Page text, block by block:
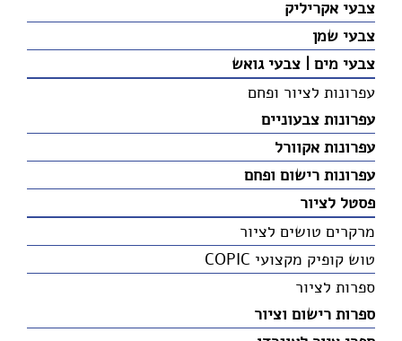
צבעי אקריליק
צבעי שמן
צבעי מים | צבעי גואש
עפרונות לציור ופחם
עפרונות צבעוניים
עפרונות אקוורל
עפרונות רישום ופחם
פסטל לציור
מרקרים טושים לציור
טוש קופיק מקצועי COPIC
ספרות לציור
ספרות רישום וציור